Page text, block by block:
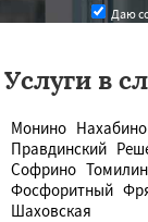
Даю
Услуги в
Монино Нахабино
Правдинский
Софрино
Фосфоритный
Шаховская